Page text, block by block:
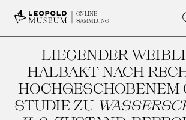
ONLINE
SAMMLUNG
LIEGENDER
HALBAKT NACH
HOCHGESCHOBENEM
STUDIE ZU